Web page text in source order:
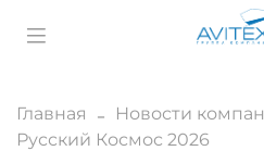
Главная
Новости
Русский Космос 2026